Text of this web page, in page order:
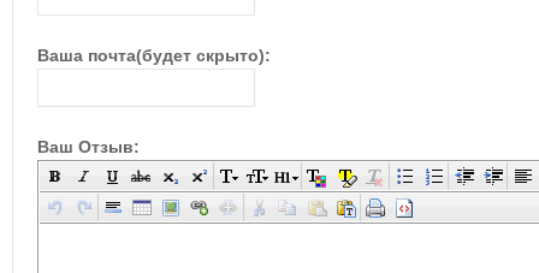
Ваша почта(будет скрыто):
Ваш Отзыв: